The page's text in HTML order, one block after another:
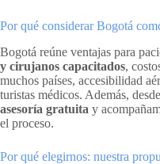
Por qué considerar Bogotá
Bogotá reúne ventajas para
y cirujanos capacitados,
muchos países, accesibilidad
turistas médicos. Además,
asesoría gratuita y
el proceso.
Por qué elegirnos: nuestra